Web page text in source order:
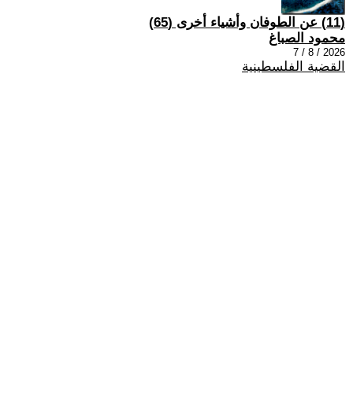
(11) عن الطوفان وأشياء أخرى (65)
محمود الصباغ
2026 / 8 / 7
القضية الفلسطينية